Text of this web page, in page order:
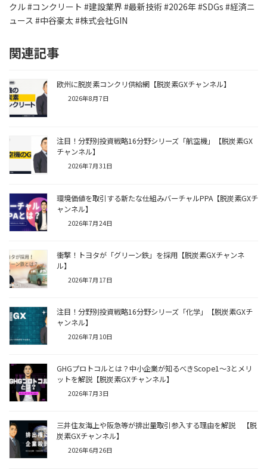
クル #コンクリート #建設業界 #最新技術 #2026年 #SDGs #経済ニ
ュース #中谷豪太 #株式会社GIN
関連記事
欧州に脱炭素コンクリ供給網【脱炭素GXチャンネル】
2026年8月7日
注目！分野別投資戦略16分野シリーズ「航空機」【脱炭素GX
チャンネル】
2026年7月31日
環境価値を取引する新たな仕組みバーチャルPPA【脱炭素GXチ
ャンネル】
2026年7月24日
衝撃！トヨタが「グリーン鉄」を採用【脱炭素GXチャンネ
ル】
2026年7月17日
注目！分野別投資戦略16分野シリーズ「化学」【脱炭素GXチ
ャンネル】
2026年7月10日
GHGプロトコルとは？中小企業が知るべきScope1〜3とメリ
ットを解説【脱炭素GXチャンネル】
2026年7月3日
三井住友海上や阪急等が排出量取引参入する理由を解説 【脱
炭素GXチャンネル】
2026年6月26日